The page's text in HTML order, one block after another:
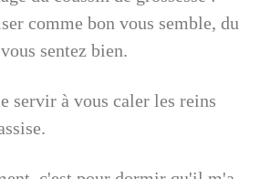
comme bon vous semble, du
sentez bien.
servir à vous caler les reins